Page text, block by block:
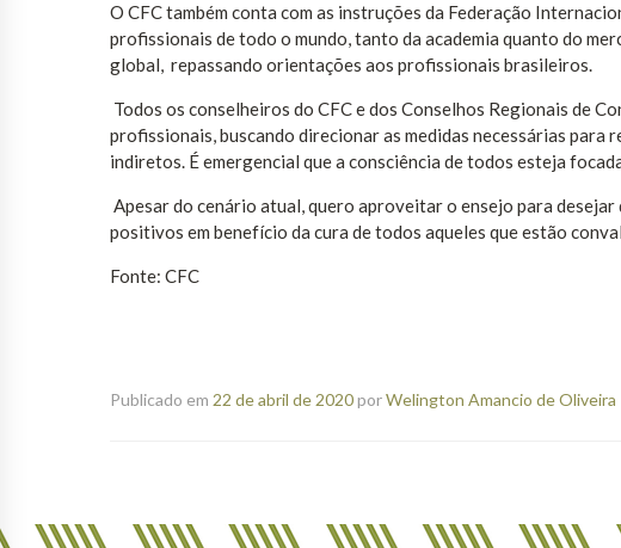
O CFC também conta com as instruções da Federação
profissionais de todo o mundo, tanto da academia quanto do
global, repassando orientações aos profissionais brasileiros.
Todos os conselheiros do CFC e dos Conselhos Regionais de
profissionais, buscando direcionar as medidas necessárias para
indiretos. É emergencial que a consciência de todos esteja
Apesar do cenário atual, quero aproveitar o ensejo para
positivos em benefício da cura de todos aqueles que estão
Fonte: CFC
Publicado em 22 de abril de 2020porWelington Amancio de Oliveira